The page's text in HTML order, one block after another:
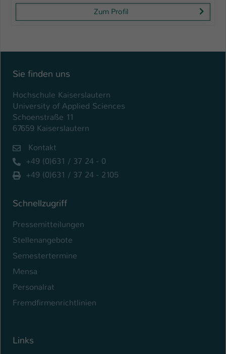
Zum Profil
Sie finden uns
Hochschule Kaiserslautern
University of Applied Sciences
Schoenstraße 11
67659 Kaiserslautern
Kontakt
+49 (0)631 / 37 24 - 0
+49 (0)631 / 37 24 - 2105
Schnellzugriff
Pressemitteilungen
Stellenangebote
Semestertermine
Mensa
Personalrat
Fremdfirmenrichtlinien
Links